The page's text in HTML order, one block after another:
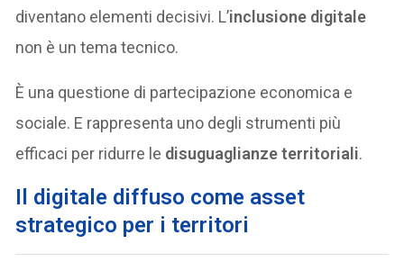
diventano elementi decisivi. L’inclusione digitale
non è un tema tecnico.
È una questione di partecipazione economica e
sociale. E rappresenta uno degli strumenti più
efficaci per ridurre le disuguaglianze territoriali.
Il digitale diffuso come asset
strategico per i territori